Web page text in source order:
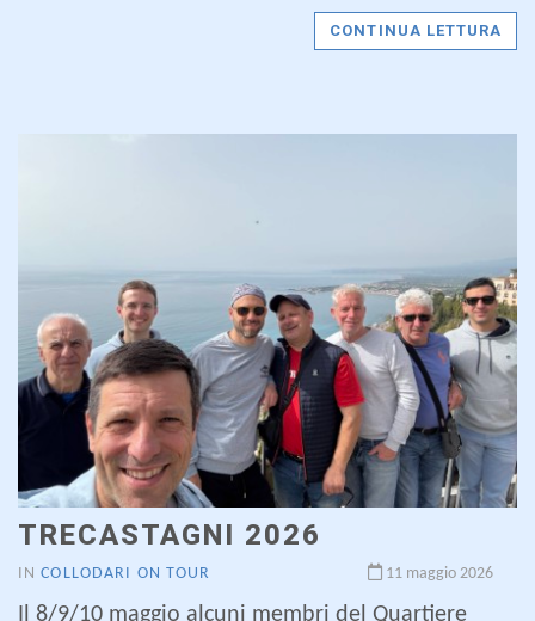
CONTINUA LETTURA
TRECASTAGNI 2026
INCOLLODARI ON TOUR 11 maggio 2026
Il 8/9/10 maggio alcuni membri del Quartiere